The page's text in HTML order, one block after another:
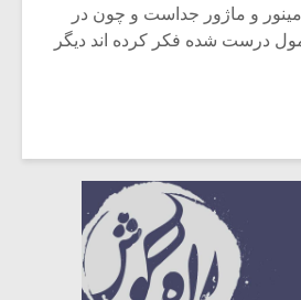
و ماژور جداست و چون در
ای معمول درست شده فکر کرده اند دیگر